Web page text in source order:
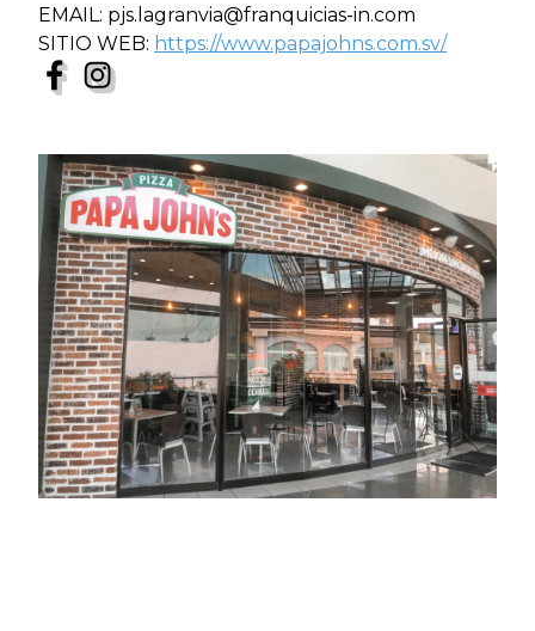
EMAIL: pjs.lagranvia@franquicias-in.com
SITIO WEB: https://www.papajohns.com.sv/